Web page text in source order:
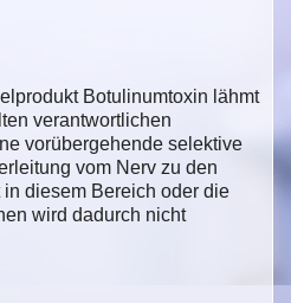
Botulinumtoxin lähmt
verantwortlichen
vorübergehende selektive
vom Nerv zu den
diesem Bereich oder die
wird dadurch nicht